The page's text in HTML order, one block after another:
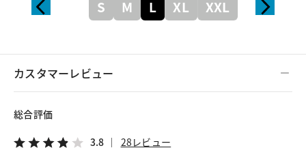
S M L XL XXL
カスタマーレビュー
総合評価
3.8 28レビュー